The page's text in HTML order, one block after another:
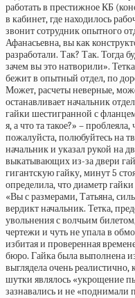
работать в престижное КБ
в кабинет, где находилось
звонит сотрудник опытного
Афанасьевна, вы как
разработали. Так? Так. Тогда
зачем вы это натворили».
бежит в опытный отдел, по
Может, расчеты неверные,
останавливает начальник
гайки шестигранной с
я, а что та такое?» –
пожалуйста, полюбуйтесь на
начальник и указал рукой на
выкатывающих из-за двери
гигантскую гайку, минут 5
определила, что диаметр
«Вы с размерами, Татьяна,
вердикт начальник. Тетка,
увольнения с волчьим
чертежи и чуть не упала в
избитая и проверенная
бюро. Гайка была выполнена
выглядела очень
шутки являлось «укрощение
зазнавались и не «поднимали